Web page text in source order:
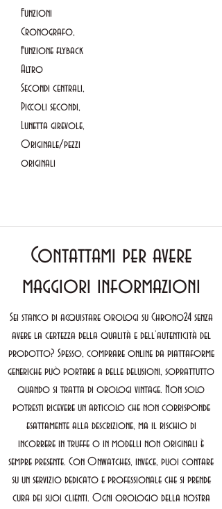
Funzioni
Cronografo,
Funzione flyback
Altro
Secondi centrali,
Piccoli secondi,
Lunetta girevole,
Originale/pezzi
originali
Contattami per avere
maggiori informazioni
Sei stanco di acquistare orologi su Chrono24 senza
avere la certezza della qualità e dell’autenticità del
prodotto? Spesso, comprare online da piattaforme
generiche può portare a delle delusioni, soprattutto
quando si tratta di orologi vintage. Non solo
potresti ricevere un articolo che non corrisponde
esattamente alla descrizione, ma il rischio di
incorrere in truffe o in modelli non originali è
sempre presente. Con Onwatches, invece, puoi contare
su un servizio dedicato e professionale che si prende
cura dei suoi clienti. Ogni orologio della nostra